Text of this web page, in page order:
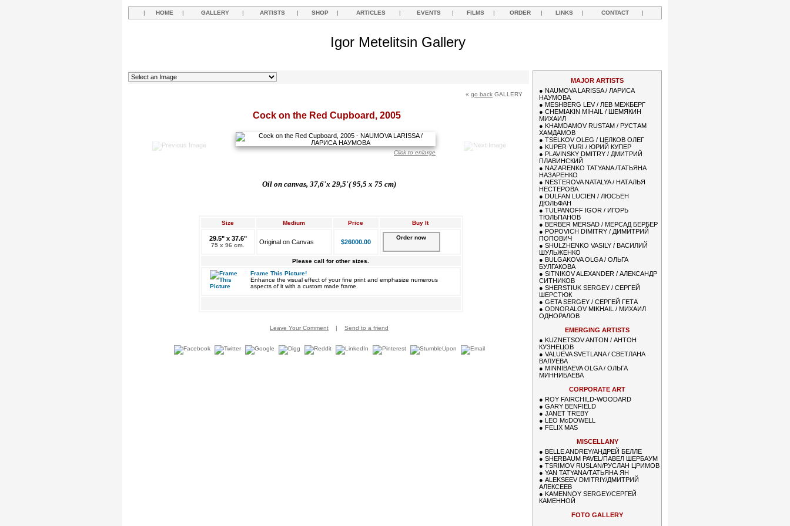
| HOME | GALLERY | ARTISTS | SHOP | ARTICLES | EVENTS | FILMS | ORDER | LINKS | CONTACT |
Igor Metelitsin Gallery
« go back GALLERY
Cock on the Red Cupboard, 2005
Click to enlarge
Oil on canvas, 37,6'x 29,5'( 95,5 x 75 cm)
Size Medium Price Buy It
29.5" x 37.6"
75 x 96 cm. Original on Canvas $26000.00
Order now
Please call for other sizes.
Frame This Picture!
Enhance the visual effect of your fine print and emphasize numerous
aspects of it with a custom made frame.
Leave Your Comment | Send to a friend
MAJOR ARTISTS
● NAUMOVA LARISSA / ЛАРИСА
НАУМОВА
● MESHBERG LEV / ЛЕВ МЕЖБЕРГ
● CHEMIAKIN MIHAIL / ШЕМЯКИН
МИХАИЛ
● KHAMDAMOV RUSTAM / РУСТАМ
ХАМДАМОВ
● TSELKOV OLEG / ЦЕЛКОВ ОЛЕГ
● KUPER YURI / ЮРИЙ КУПЕР
● PLAVINSKY DMITRY / ДМИТРИЙ
ПЛАВИНСКИЙ
● NAZARENKO TATYANA /ТАТЬЯНА
НАЗАРЕНКО
● NESTEROVA NATALYA / НАТАЛЬЯ
НЕСТЕРОВА
● DULFAN LUCIEN / ЛЮСЬЕН
ДЮЛЬФАН
● TULPANOFF IGOR / ИГОРЬ
ТЮЛЬПАНОВ
● BERBER MERSAD / МЕРСАД БЕРБЕР
● POPOVICH DIMITRY / ДИМИТРИЙ
ПОПОВИЧ
● SHULZHENKO VASILY / ВАСИЛИЙ
ШУЛЬЖЕНКО
● BULGAKOVA OLGA / ОЛЬГА
БУЛГАКОВА
● SITNIKOV ALEXANDER / АЛЕКСАНДР
СИТНИКОВ
● SHERSTIUK SERGEY / СЕРГЕЙ
ШЕРСТЮК
● GETA SERGEY / СЕРГЕЙ ГЕТА
● ODNORALOV MIKHAIL / МИХАИЛ
ОДНОРАЛОВ
EMERGING ARTISTS
● KUZNETSOV ANTON / АНТОН
КУЗНЕЦОВ
● VALUEVA SVETLANA / СВЕТЛАНА
ВАЛУЕВА
● MINNIBAEVA OLGA / ОЛЬГА
МИННИБАЕВА
CORPORATE ART
● ROY FAIRCHILD-WOODARD
● GARY BENFIELD
● JANET TREBY
● LEO McDOWELL
● FELIX MAS
MISCELLANY
● BELLE ANDREY/АНДРЕЙ БЕЛЛЕ
● SHERBAUM PAVEL/ПАВЕЛ ШЕРБАУМ
● TSRIMOV RUSLAN/РУСЛАН ЦРИМОВ
● YAN TATYANA/ТАТЬЯНА ЯН
● ALEKSEEV DMITRIY/ДМИТРИЙ
АЛЕКСЕЕВ
● KAMENNOY SERGEY/СЕРГЕЙ
КАМЕННОЙ
FOTO GALLERY